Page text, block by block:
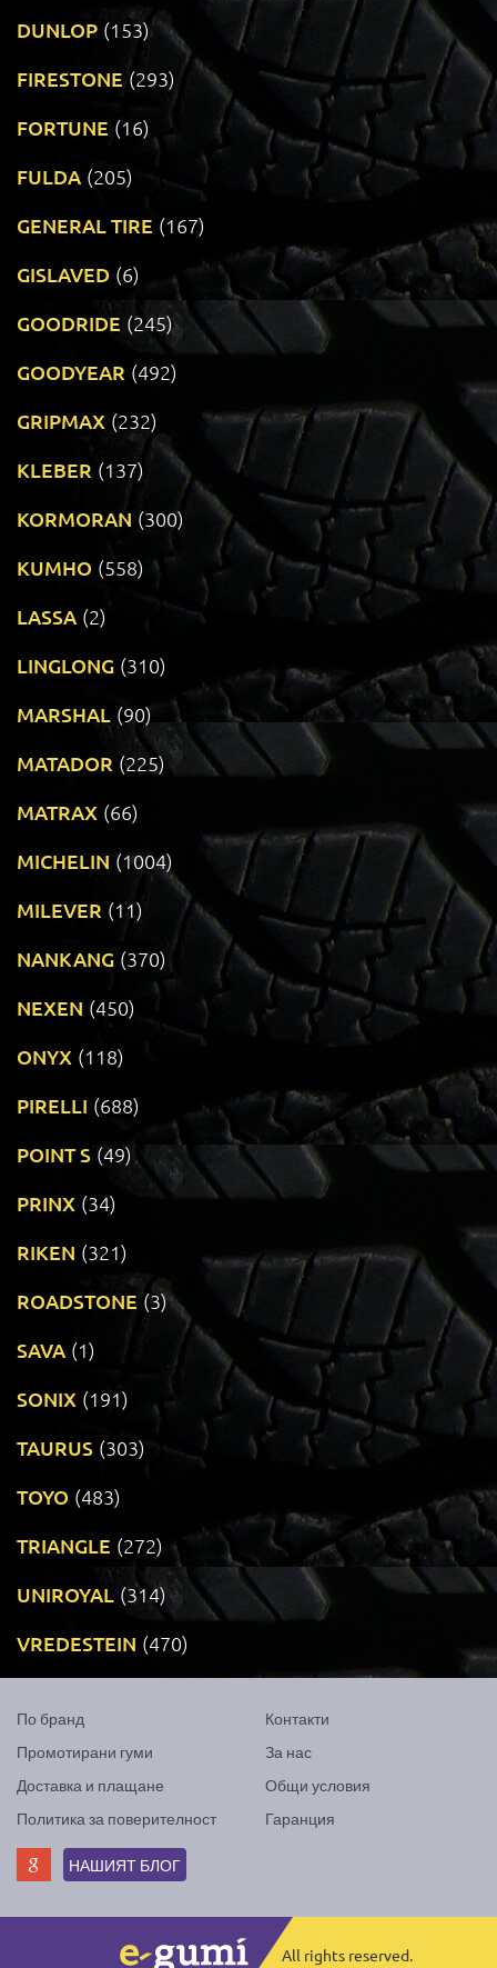
DUNLOP (153)
FIRESTONE (293)
FORTUNE (16)
FULDA (205)
GENERAL TIRE (167)
GISLAVED (6)
GOODRIDE (245)
GOODYEAR (492)
GRIPMAX (232)
KLEBER (137)
KORMORAN (300)
KUMHO (558)
LASSA (2)
LINGLONG (310)
MARSHAL (90)
MATADOR (225)
MATRAX (66)
MICHELIN (1004)
MILEVER (11)
NANKANG (370)
NEXEN (450)
ONYX (118)
PIRELLI (688)
POINT S (49)
PRINX (34)
RIKEN (321)
ROADSTONE (3)
SAVA (1)
SONIX (191)
TAURUS (303)
TOYO (483)
TRIANGLE (272)
UNIROYAL (314)
VREDESTEIN (470)
По бранд
Промотирани гуми
Доставка и плащане
Политика за поверителност
Контакти
За нас
Общи условия
Гаранция
НАШИЯТ БЛОГ
All rights reserved.